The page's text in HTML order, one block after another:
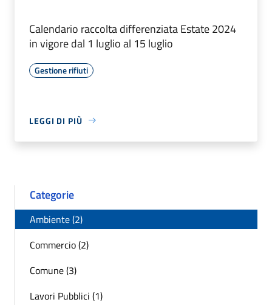
Calendario raccolta differenziata Estate 2024
in vigore dal 1 luglio al 15 luglio
Gestione rifiuti
LEGGI DI PIÙ
Categorie
Ambiente (2)
Commercio (2)
Comune (3)
Lavori Pubblici (1)